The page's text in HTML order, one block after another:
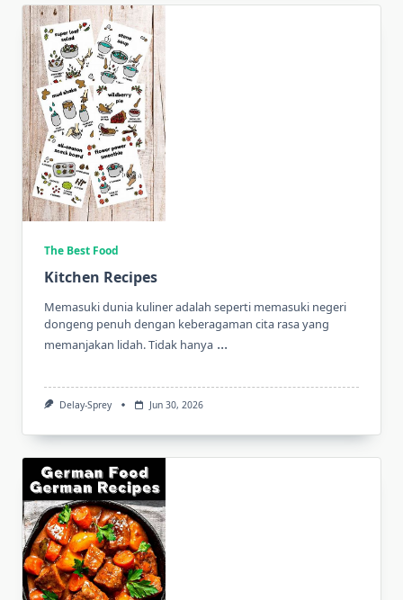
The Best Food
Kitchen Recipes
Memasuki dunia kuliner adalah seperti memasuki negeri
dongeng penuh dengan keberagaman cita rasa yang
memanjakan lidah. Tidak hanya ...
Delay-Sprey Jun 30, 2026